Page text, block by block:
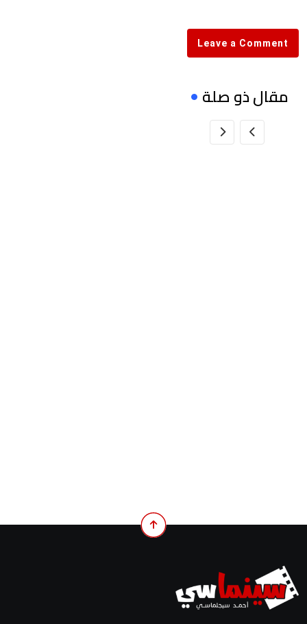
Leave a Comment
مقال ذو صلة